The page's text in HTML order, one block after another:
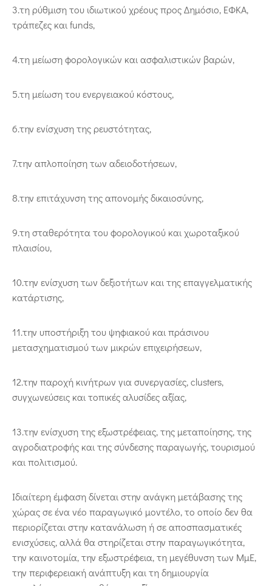
3.τη ρύθμιση του ιδιωτικού χρέους προς Δημόσιο, ΕΦΚΑ,
τράπεζες και funds,
4.τη μείωση φορολογικών και ασφαλιστικών βαρών,
5.τη μείωση του ενεργειακού κόστους,
6.την ενίσχυση της ρευστότητας,
7.την απλοποίηση των αδειοδοτήσεων,
8.την επιτάχυνση της απονομής δικαιοσύνης,
9.τη σταθερότητα του φορολογικού και χωροταξικού
πλαισίου,
10.την ενίσχυση των δεξιοτήτων και της επαγγελματικής
κατάρτισης,
11.την υποστήριξη του ψηφιακού και πράσινου
μετασχηματισμού των μικρών επιχειρήσεων,
12.την παροχή κινήτρων για συνεργασίες, clusters,
συγχωνεύσεις και τοπικές αλυσίδες αξίας,
13.την ενίσχυση της εξωστρέφειας, της μεταποίησης, της
αγροδιατροφής και της σύνδεσης παραγωγής, τουρισμού
και πολιτισμού.
Ιδιαίτερη έμφαση δίνεται στην ανάγκη μετάβασης της
χώρας σε ένα νέο παραγωγικό μοντέλο, το οποίο δεν θα
περιορίζεται στην κατανάλωση ή σε αποσπασματικές
ενισχύσεις, αλλά θα στηρίζεται στην παραγωγικότητα,
την καινοτομία, την εξωστρέφεια, τη μεγέθυνση των ΜμΕ,
την περιφερειακή ανάπτυξη και τη δημιουργία